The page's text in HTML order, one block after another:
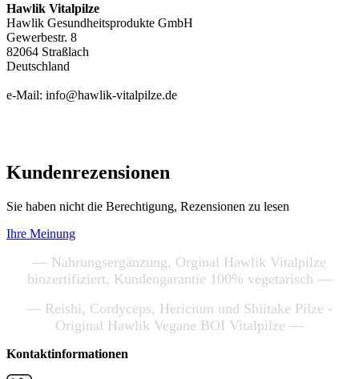
Hawlik Vitalpilze
Hawlik Gesundheitsprodukte GmbH
Gewerbestr. 8
82064 Straßlach
Deutschland
e-Mail: info@hawlik-vitalpilze.de
Kundenrezensionen
Sie haben nicht die Berechtigung, Rezensionen zu lesen
Ihre Meinung
— Nahrungsergänzung, Orginal Hawlik Vitalpilze
biozertifiziert, Kundengarantie 100% vegetarisch —
— Reishi, Cordyceps, Hericium und Shiitake Pilze -
Original Hawlik Vegane BOI Vitalpilze —
Kontaktinformationen